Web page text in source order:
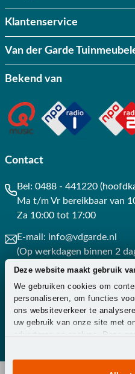
Deze website maakt gebruik
We gebruiken cookies om
personaliseren, om functies
ons websiteverkeer te
uw gebruik van onze site met
adverteren en analyse. Deze
combineren met andere
of die ze hebben verzameld op
Klantenservice
Van der Garde
Bekend van
Contact
Bel: 0488 - 441220
Ma t/m Vr bereikbaar van
Za 10:00 tot 17:00
E-mail: info@vdgarde.nl
(Op werkdagen binnen 2
Whatsapp: 0488441220
(Op werkdagen binnen 3
Contact